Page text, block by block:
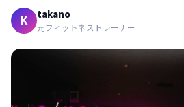
K takano
元フィットネストレーナー